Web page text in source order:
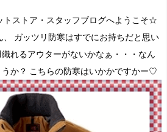
トストア・スタッフブログへようこそ☆
、 ガッツリ防寒はすでにお持ちだと思い
れるアウターがないかなぁ・・・なん
か？ こちらの防寒はいかかですかー♡